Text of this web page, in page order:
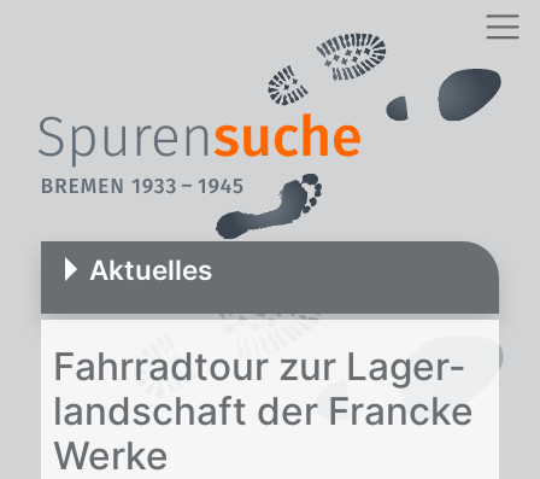
Aktuelles
Fahr­rad­tour zur La­ger­
land­schaft der Francke
Wer­ke